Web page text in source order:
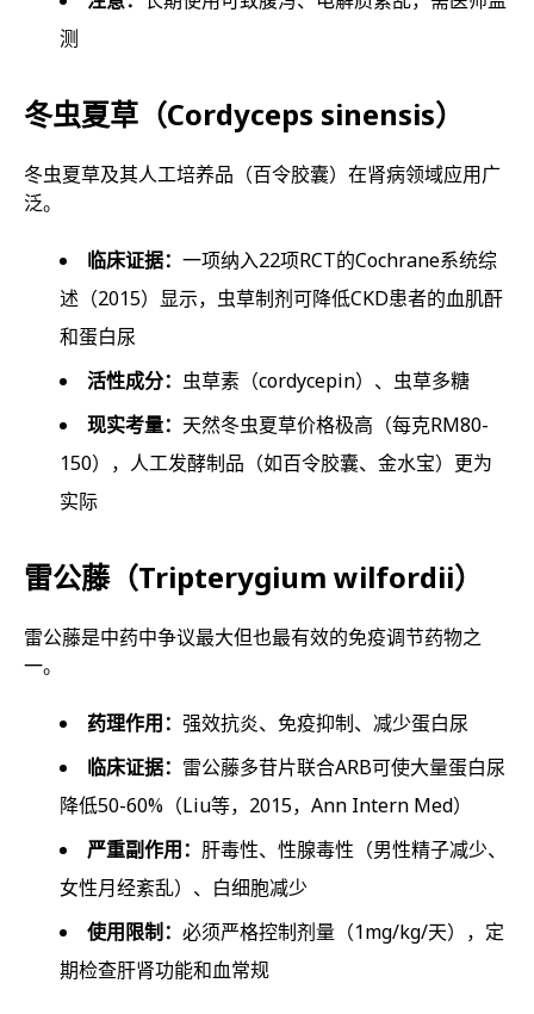
测
冬虫夏草（Cordyceps sinensis）
冬虫夏草及其人工培养品（百令胶囊）在肾病领域应用广
泛。
临床证据： 一项纳入22项RCT的Cochrane系统综
述（2015）显示，虫草制剂可降低CKD患者的血肌酐
和蛋白尿
活性成分： 虫草素（cordycepin）、虫草多糖
现实考量： 天然冬虫夏草价格极高（每克RM80-
150），人工发酵制品（如百令胶囊、金水宝）更为
实际
雷公藤（Tripterygium wilfordii）
雷公藤是中药中争议最大但也最有效的免疫调节药物之
一。
药理作用： 强效抗炎、免疫抑制、减少蛋白尿
临床证据： 雷公藤多苷片联合ARB可使大量蛋白尿
降低50-60%（Liu等，2015，Ann Intern Med）
严重副作用： 肝毒性、性腺毒性（男性精子减少、
女性月经紊乱）、白细胞减少
使用限制： 必须严格控制剂量（1mg/kg/天），定
期检查肝肾功能和血常规